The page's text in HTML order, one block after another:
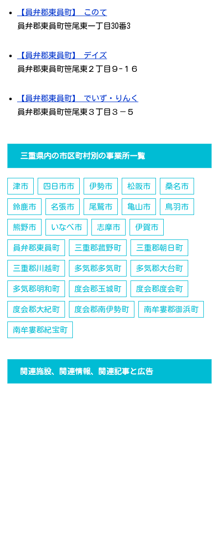
【員弁郡東員町】 このて
員弁郡東員町笹尾東一丁目30番3
【員弁郡東員町】 デイズ
員弁郡東員町笹尾東２丁目９-１６
【員弁郡東員町】 でいず・りんく
員弁郡東員町笹尾東３丁目３－５
三重県内の市区町村別の事業所一覧
津市 四日市市 伊勢市 松阪市 桑名市
鈴鹿市 名張市 尾鷲市 亀山市 鳥羽市
熊野市 いなべ市 志摩市 伊賀市
員弁郡東員町 三重郡菰野町 三重郡朝日町
三重郡川越町 多気郡多気町 多気郡大台町
多気郡明和町 度会郡玉城町 度会郡度会町
度会郡大紀町 度会郡南伊勢町 南牟婁郡御浜町
南牟婁郡紀宝町
関連施設、関連情報、関連記事と広告